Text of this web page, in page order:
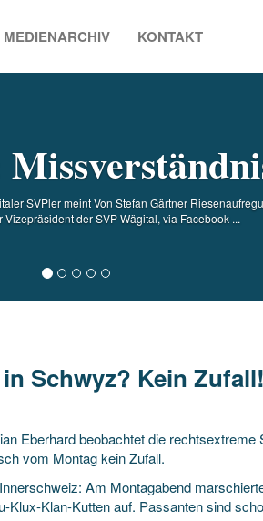
MEDIENARCHIV KONTAKT
SVPler meint Von Stefan Gärtner
Vizepräsident der SVP Wägital, via Facebook ...
Schwyz? Kein Zufall!
Eberhard beobachtet die
vom Montag kein Zufall.
Am Montagabend
Klux-Klan-Kutten auf. Passanten sind